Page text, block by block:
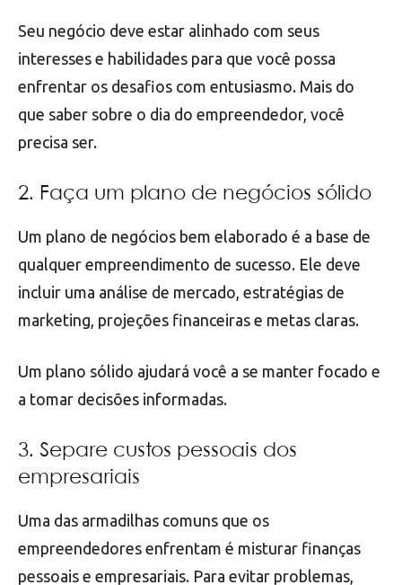
Seu negócio deve estar alinhado com seus
interesses e habilidades para que você possa
enfrentar os desafios com entusiasmo. Mais do
que saber sobre o dia do empreendedor, você
precisa ser.
2. Faça um plano de negócios sólido
Um plano de negócios bem elaborado é a base de
qualquer empreendimento de sucesso. Ele deve
incluir uma análise de mercado, estratégias de
marketing, projeções financeiras e metas claras.
Um plano sólido ajudará você a se manter focado e
a tomar decisões informadas.
3. Separe custos pessoais dos
empresariais
Uma das armadilhas comuns que os
empreendedores enfrentam é misturar finanças
pessoais e empresariais. Para evitar problemas,